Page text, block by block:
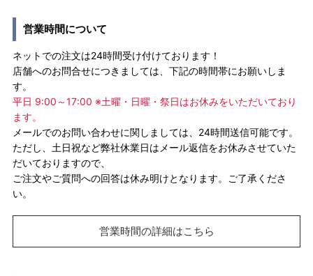
営業時間について
ネットでの注文は24時間受け付けております！
店舗へのお問合せにつきましては、下記の時間帯にお願いしま
す。
平日 9:00～17:00 ※土曜・日曜・祭日はお休みをいただいており
ます。
メールでのお問い合わせに関しましては、24時間送信可能です。
ただし、土日祝など弊社休業日はメール返信をお休みさせていた
だいておりますので、
ご注文やご質問への回答は休み明けとなります。ご了承くださ
い。
営業時間の詳細はこちら